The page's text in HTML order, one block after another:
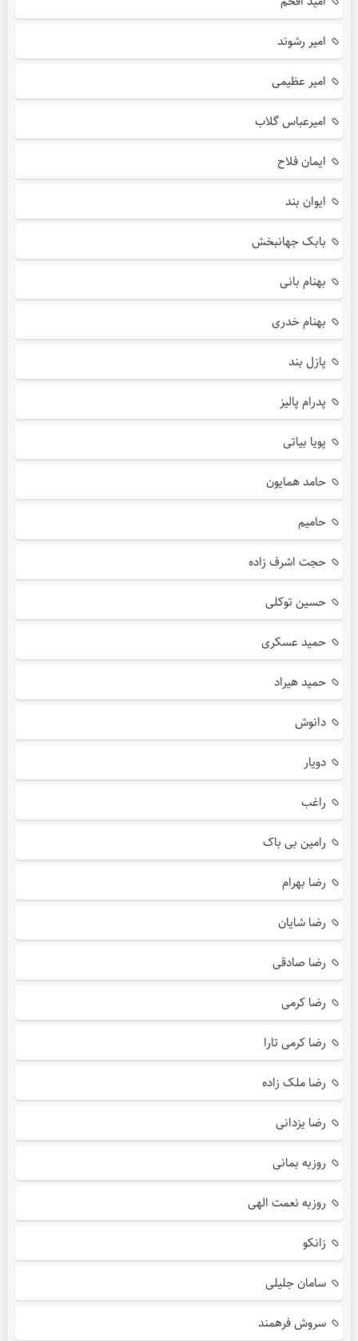
امیر رشوند
امیر عظیمی
امیرعباس گلاب
ایمان فلاح
ایوان بند
بابک جهانبخش
بهنام بانی
بهنام خدری
پازل بند
پدرام پالیز
پویا بیاتی
حامد همایون
حامیم
حجت اشرف زاده
حسین توکلی
حمید عسکری
حمید هیراد
دانوش
دویار
راغب
رامین بی باک
رضا بهرام
رضا شایان
رضا صادقی
رضا کرمی
رضا کرمی تارا
رضا ملک زاده
رضا یزدانی
روزبه بمانی
روزبه نعمت الهی
زانکو
سامان جلیلی
سروش فرهمند